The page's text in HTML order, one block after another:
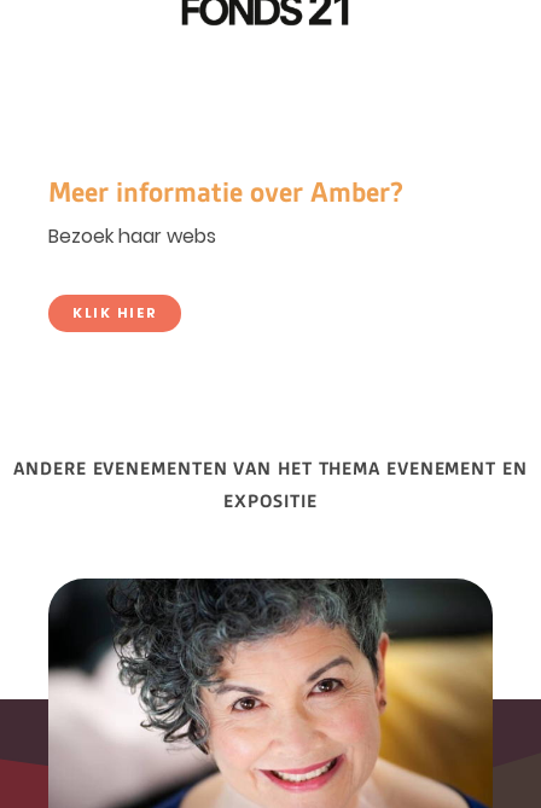
Meer informatie over Amber?
Bezoek haar webs
KLIK HIER
ANDERE EVENEMENTEN VAN HET THEMA EVENEMENT EN
EXPOSITIE